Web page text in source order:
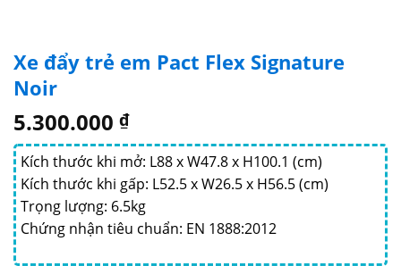
Xe đẩy trẻ em Pact Flex Signature
Noir
5.300.000 ₫
Kích thước khi mở: L88 x W47.8 x H100.1 (cm)
Kích thước khi gấp: L52.5 x W26.5 x H56.5 (cm)
Trọng lượng: 6.5kg
Chứng nhận tiêu chuẩn: EN 1888:2012